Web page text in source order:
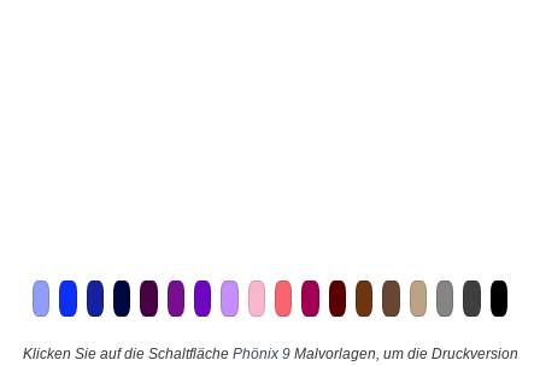
Klicken Sie auf die Schaltfläche Phönix 9Malvorlagen, um die Druckversion